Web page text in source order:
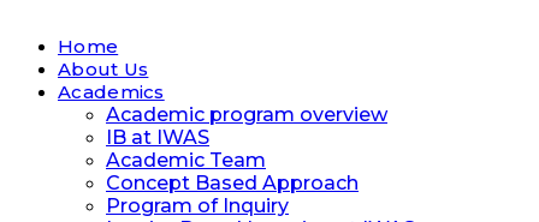
Home
About Us
Academics
Academic program overview
IB at IWAS
Academic Team
Concept Based Approach
Program of Inquiry